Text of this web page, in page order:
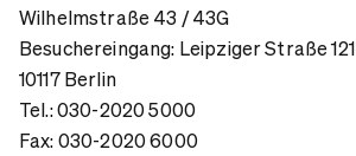
Wilhelmstraße 43 / 43G
Besuchereingang: Leipziger Straße 121
10117 Berlin
Tel.: 030-2020 5000
Fax: 030-2020 6000